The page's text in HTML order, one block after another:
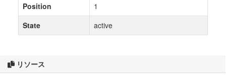
リソース
Position
1
State
active